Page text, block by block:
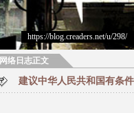
https://blog.creaders.net/u/298/>
网络日志正文
建议中华人民共和国有条